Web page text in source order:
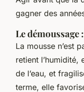
gagner des
Le démoussage
La mousse n’est
retient l’humidité,
de l’eau, et
terme, elle